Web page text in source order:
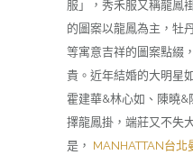
服」，秀禾服又稱龍鳳
的圖案以龍鳳為主，牡
等寓意吉祥的圖案點綴
貴。近年結婚的大明星
霍建華&林心如、陳曉
擇龍鳳掛，端莊又不失
是， MANHATTAN台北